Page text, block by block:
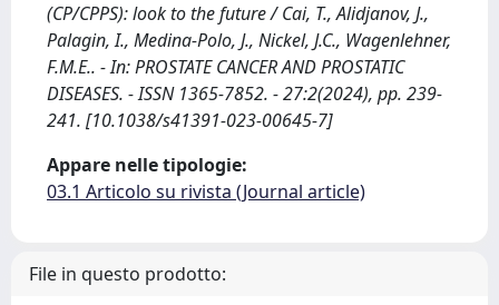
(CP/CPPS): look to the future / Cai, T., Alidjanov, J.,
Palagin, I., Medina-Polo, J., Nickel, J.C., Wagenlehner,
F.M.E.. - In: PROSTATE CANCER AND PROSTATIC
DISEASES. - ISSN 1365-7852. - 27:2(2024), pp. 239-
241. [10.1038/s41391-023-00645-7]
Appare nelle tipologie:
03.1 Articolo su rivista (Journal article)
File in questo prodotto: